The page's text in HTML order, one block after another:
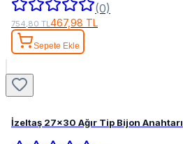
(0)
754,80 TL 467,98 TL
Sepete Ekle
İzeltaş 27x30 Ağır Tip Bijon Anahtarı